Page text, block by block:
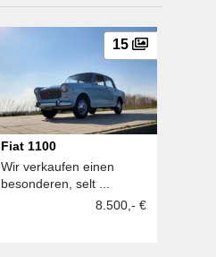
15
Fiat 1100
Wir verkaufen einen
besonderen, selt ...
8.500,- €